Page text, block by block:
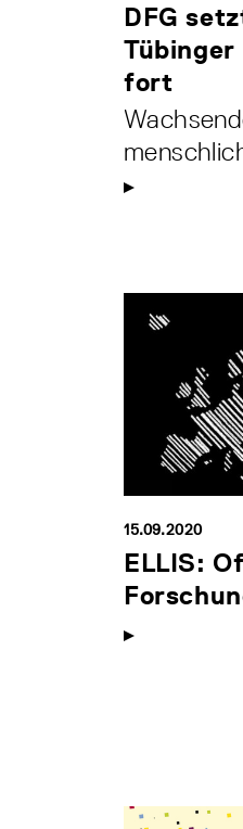
DFG
Tübinger
fort
15.09.2020
ELLIS: